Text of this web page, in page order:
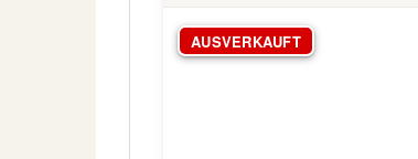
AUSVERKAUFT